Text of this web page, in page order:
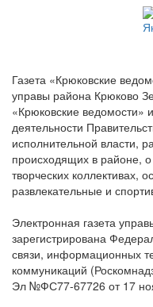
Газета «Крюковские
управы района Крюково
«Крюковские
деятельности
исполнительной власти,
происходящих в районе,
творческих коллективах,
развлекательные и
Электронная газета
зарегистрирована
связи, информационных
коммуникаций
Эл №ФС77-67726 от 17